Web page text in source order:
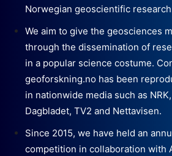
Norwegian geoscientific
We aim to give the geosciences
through the dissemination of
in a popular science costume.
geoforskning.no has been
in nationwide media such as
Dagbladet, TV2 and Nettavisen.
Since 2015, we have held an
competition in collaboration with